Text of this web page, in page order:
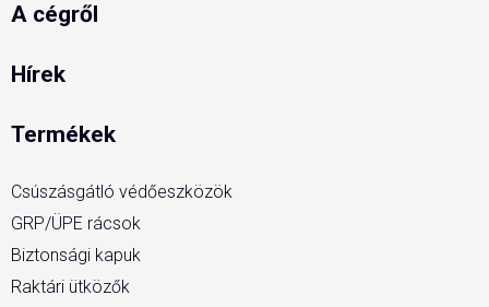
A cégről
Hírek
Termékek
Csúszásgátló védőeszközök
GRP/ÜPE rácsok
Biztonsági kapuk
Raktári ütközők